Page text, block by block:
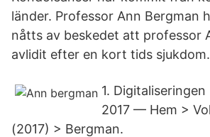
länder. Professor Ann Bergman
nåtts av beskedet att professor
avlidit efter en kort tids sjukdom.
1.
2017 — Hem >
(2017) > Bergman.